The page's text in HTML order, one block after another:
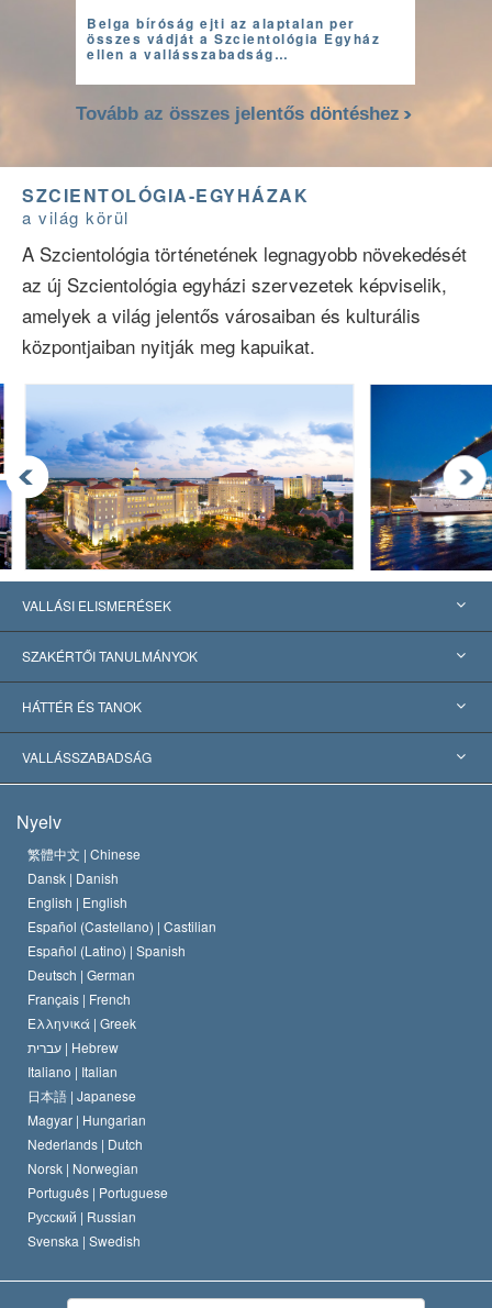
Belga bíróság ejti az alaptalan per
összes vádját a Szcientológia Egyház
ellen a vallásszabadság…
Tovább az összes jelentős döntéshez
SZCIENTOLÓGIA-EGYHÁZAK
a világ körül
A Szcientológia történetének legnagyobb növekedését
az új Szcientológia egyházi szervezetek képviselik,
amelyek a világ jelentős városaiban és kulturális
központjaiban nyitják meg kapuikat.
VALLÁSI ELISMERÉSEK
USA
Nemzetközi elismerések
Jelentős ítéletek
SZAKÉRTŐI TANULMÁNYOK
Tanulmányok kategóriák szerint
A világ legnagyobb szaktekintélyei
HÁTTÉR ÉS TANOK
L. Ron Hubbard
A Szcientológia Egyház hitvallása
A Szcientológus kódex
David Miscavige
VALLÁSSZABADSÁG
Nemzetközi emberi jogi standardok
Nyilatkozat a vallásról
Nyelv
繁體中文 | Chinese
Dansk | Danish
English | English
Español (Castellano) | Castilian
Español (Latino) | Spanish
Deutsch | German
Français | French
Ελληνικά | Greek
עברית | Hebrew
Italiano | Italian
日本語 | Japanese
Magyar | Hungarian
Nederlands | Dutch
Norsk | Norwegian
Português | Portuguese
Русский | Russian
Svenska | Swedish